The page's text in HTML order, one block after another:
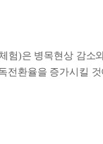
험)은 병목현상 감소
전환율을 증가시킬 것